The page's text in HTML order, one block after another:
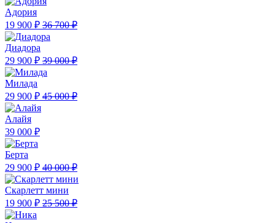
Адория
19 900 ₽ 36 700 ₽
Диадора
29 900 ₽ 39 000 ₽
Милада
29 900 ₽ 45 000 ₽
Алайя
39 000 ₽
Берта
29 900 ₽ 40 000 ₽
Скарлетт мини
19 900 ₽ 25 500 ₽